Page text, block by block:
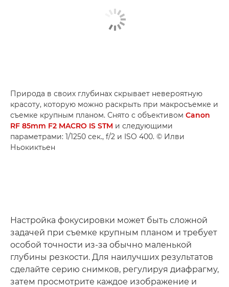
Природа в своих глубинах скрывает невероятную
красоту, которую можно раскрыть при макросъемке и
съемке крупным планом. Снято с объективом Canon
RF 85mm F2 MACRO IS STM и следующими
параметрами: 1/1250 сек., f/2 и ISO 400. © Илви
Ньокиктьен
Настройка фокусировки может быть сложной
задачей при съемке крупным планом и требует
особой точности из-за обычно маленькой
глубины резкости. Для наилучших результатов
сделайте серию снимков, регулируя диафрагму,
затем просмотрите каждое изображение и